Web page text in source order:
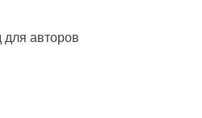
для авторов